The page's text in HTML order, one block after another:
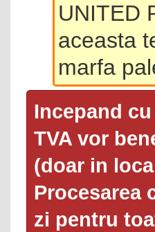
UNITED
aceasta
marfa
Incepand
TVA vor
(doar in
Procesarea
zi pentru